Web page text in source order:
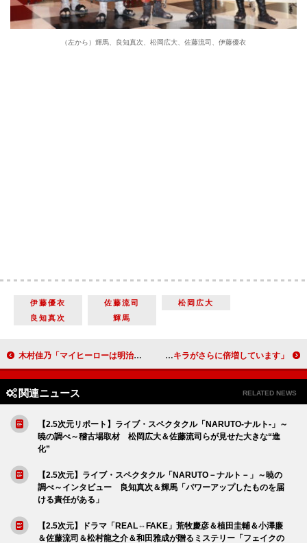
（左から）輝馬、良知真次、松岡広大、佐藤流司、伊藤優衣
伊藤優衣 佐藤流司
松岡広大
良知真次
輝馬
木村佳乃「マイヒーローは明治生まれの祖母」 「私と顔がそっくり」 北川尚弥、武子直輝らがサンリオキャラクターと共演 「キラキラがさらに倍増しています」
関連ニュース RELATED NEWS
【2.5次元リポート】ライブ・スペクタクル「NARUTO-ナルト-」～
暁の調べ～稽古場取材 松岡広大＆佐藤流司らが見せた大きな“進
化”
【2.5次元】ライブ・スペクタクル「NARUTO－ナルト－」～暁の
調べ～インタビュー 良知真次＆輝馬「パワーアップしたものを届
ける責任がある」
【2.5次元】ドラマ「REAL⇔FAKE」荒牧慶彦＆植田圭輔＆小澤廉
＆佐藤流司＆松村龍之介＆和田雅成が贈るミステリー「フェイクの